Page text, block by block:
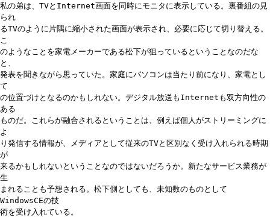
私の弟は、TVとInternet画面を同時にモニタに表示している。裏番組の見
られ
るTVのように片隅に縮小された画面が表示され、必要に応じて切り替える。
こ
のようなことを家電メーカーである松下が狙っているということなのだな
と、
発表を聞きながら思っていた。家庭にパソコンは当たり前になり、家電とし
て
の位置づけとなるのかもしれない。デジタル放送もInternetも双方向性の
ある
ものだ。これらが融合されるということは、例えば個人がストリーミングに
よ
り発信する情報が、メディアとして従来のTVと区別なく受け入れられる時期
が
来るかもしれないということなのではないだろうか。新たなサービス業務が
生
まれることも予想される。松下側としても、未知数のものとして
WindowsCEの技
術を受け入れている。